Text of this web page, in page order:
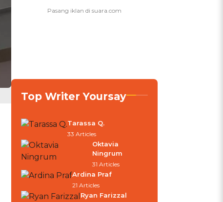
Top Writer Yoursay
Tarassa Q.
33 Articles
Oktavia
Ningrum
31 Articles
Ardina Praf
21 Articles
Ryan Farizzal